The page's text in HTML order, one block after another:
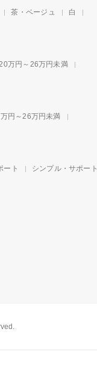
茶・ベージュ
白
万円～26万円未満
円～26万円未満
ート シンプル・サポート
新宿店